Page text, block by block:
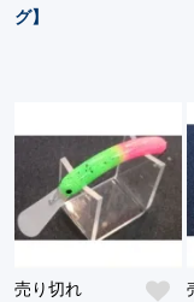
グ】
売り切れ